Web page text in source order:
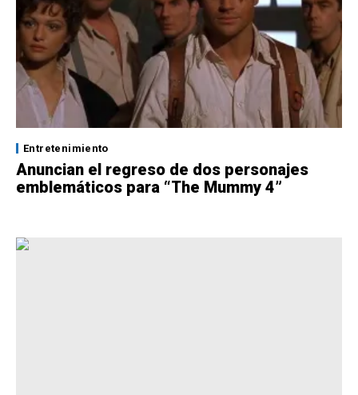
Entretenimiento
Anuncian el regreso de dos personajes
emblemáticos para “The Mummy 4”